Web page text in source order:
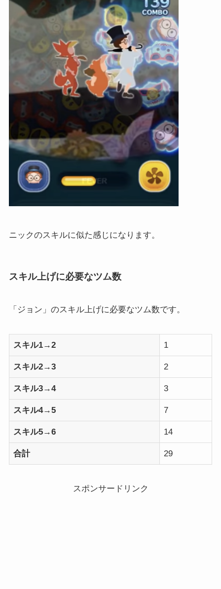
ニックのスキルに似た感じになります。
スキル上げに必要なツム数
「ジョン」のスキル上げに必要なツム数です。
スキル1→2 1
スキル2→3 2
スキル3→4 3
スキル4→5 7
スキル5→6 14
合計 29
スポンサードリンク